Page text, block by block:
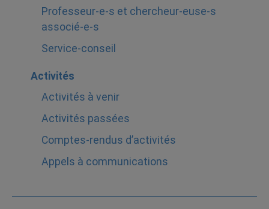
Professeur-e-s et chercheur-euse-s
associé-e-s
Service-conseil
Activités
Activités à venir
Activités passées
Comptes-rendus d’activités
Appels à communications